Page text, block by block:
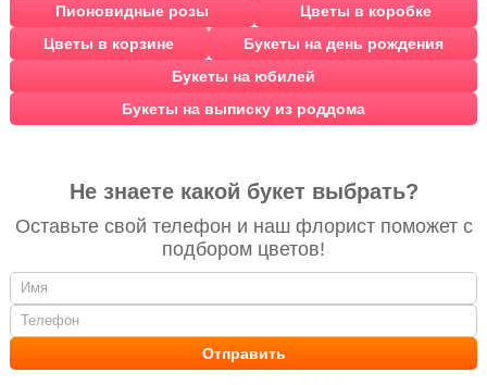
Пионовидные розы
Цветы в коробке
Цветы в корзине
Букеты на день рождения
Букеты на юбилей
Букеты на выписку из роддома
Не знаете какой букет выбрать?
Оставьте свой телефон и наш флорист поможет с
подбором цветов!